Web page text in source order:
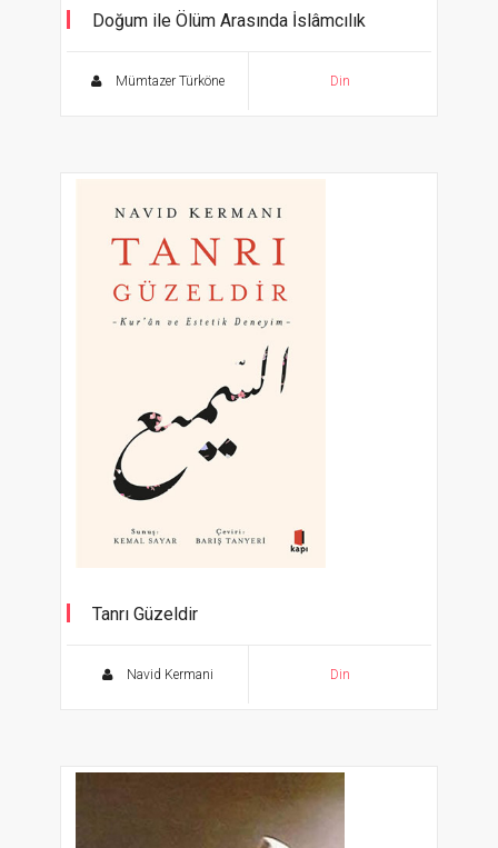
Doğum ile Ölüm Arasında İslâmcılık
Mümtazer Türköne Din
Tanrı Güzeldir
Navid Kermani Din